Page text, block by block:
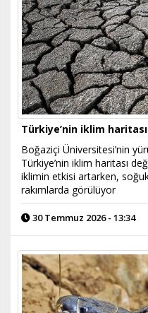
Türkiye’nin iklim
Boğaziçi Üniversitesi’nin
Türkiye’nin iklim haritası
iklimin etkisi artarken,
rakımlarda görülüyor
30 Temmuz 2026 - 13:34